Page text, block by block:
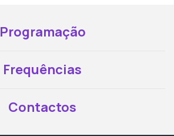
Programação
Frequências
Contactos